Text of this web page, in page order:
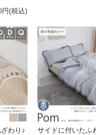
円(税込)
わり♪
サイドに付いたふ